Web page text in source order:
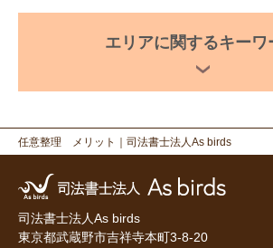
エリアに関するキーワ
任意整理 メリット ｜司法書士法人As birds
司法書士法人As birds
東京都武蔵野市吉祥寺本町3-8-20